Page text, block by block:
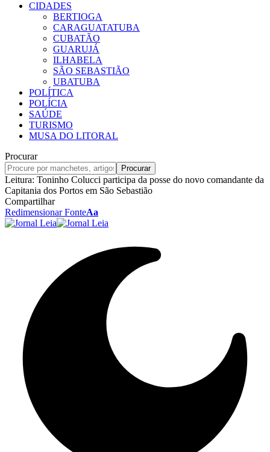
CIDADES
BERTIOGA
CARAGUATATUBA
CUBATÃO
GUARUJÁ
ILHABELA
SÃO SEBASTIÃO
UBATUBA
POLÍTICA
POLÍCIA
SAÚDE
TURISMO
MUSA DO LITORAL
Procurar
Leitura: Toninho Colucci participa da posse do novo comandante da
Capitania dos Portos em São Sebastião
Compartilhar
Redimensionar FonteAa